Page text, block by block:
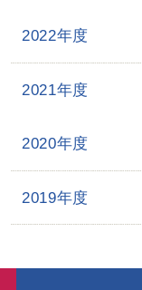
2022年度
2021年度
2020年度
2019年度